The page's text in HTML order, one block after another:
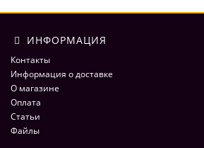
ИНФОРМАЦИЯ
Контакты
Информация о доставке
О магазине
Оплата
Статьи
Файлы